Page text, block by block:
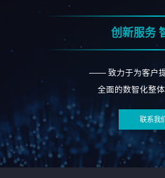
创新服务
—— 致力于为客户
全面的数智化整
联系我